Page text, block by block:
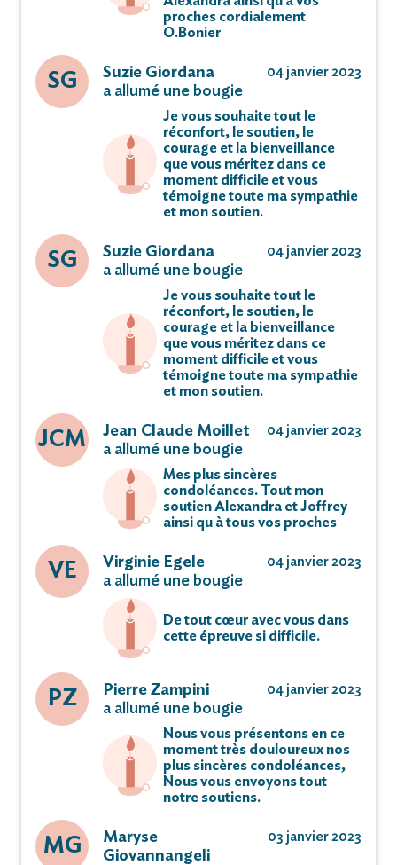
proches cordialement
O.Bonier
SG
Suzie Giordana
a allumé une bougie
04 janvier 2023
Je vous souhaite tout le
réconfort, le soutien, le
courage et la bienveillance
que vous méritez dans ce
moment difficile et vous
témoigne toute ma sympathie
et mon soutien.
SG
Suzie Giordana
a allumé une bougie
04 janvier 2023
Je vous souhaite tout le
réconfort, le soutien, le
courage et la bienveillance
que vous méritez dans ce
moment difficile et vous
témoigne toute ma sympathie
et mon soutien.
JCM
Jean Claude Moillet
a allumé une bougie
04 janvier 2023
Mes plus sincères
condoléances. Tout mon
soutien Alexandra et Joffrey
ainsi qu à tous vos proches
VE
Virginie Egele
a allumé une bougie
04 janvier 2023
De tout cœur avec vous dans
cette épreuve si difficile.
PZ
Pierre Zampini
a allumé une bougie
04 janvier 2023
Nous vous présentons en ce
moment très douloureux nos
plus sincères condoléances,
Nous vous envoyons tout
notre soutiens.
MG
Maryse
Giovannangeli
03 janvier 2023